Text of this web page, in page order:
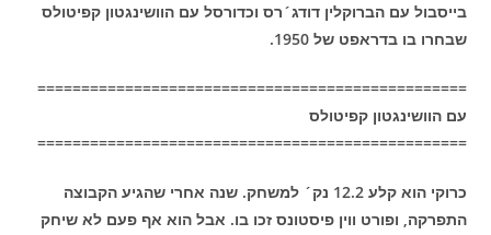
בייסבול עם הברוקלין דודג´רס וכדורסל עם הוושינגטון קפיטולס
שבחרו בו בדראפט של 1950.
=================================================
עם הוושינגטון קפיטולס
=================================================
כרוקי הוא קלע 12.2 נק´ למשחק. שנה אחרי שהגיע הקבוצה
התפרקה, ופורט ווין פיסטונס זכו בו. אבל הוא אף פעם לא שיחק